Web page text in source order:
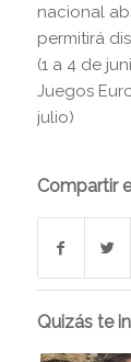
nacional
permitirá
(1 a 4 de
Juegos
julio)
Compartir
Quizás te